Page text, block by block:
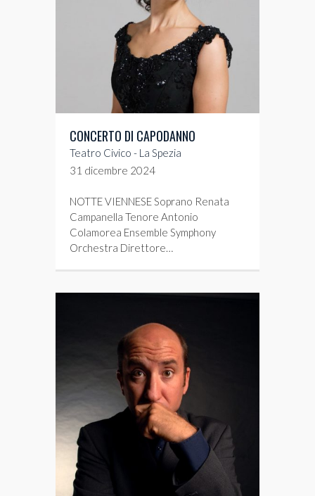
CONCERTO DI CAPODANNO
Teatro Civico - La Spezia
31 dicembre 2024
NOTTE VIENNESE Soprano Renata
Campanella Tenore Antonio
Colamorea Ensemble Symphony
Orchestra Direttore…